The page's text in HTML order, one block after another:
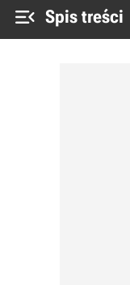
 Spis treści